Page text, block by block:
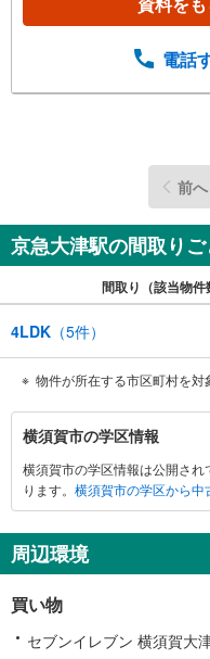
ことなく取り続
際かかる諸費用の
スをさせて頂き
けで、支払い総額
社は金融機関の特
ので、お客様のニ
電話
前へ
京急大津駅の間取り
間取り（該当物件
4LDK （5件）
物件が所在する市区町村を対
横
須
賀
市
関
す
情
報
横須賀市の学区情報
横須賀市の学区情報は公開さ
ります。 横須賀市の学区から
周辺環境
買い物
セブンイレブン 横須賀大